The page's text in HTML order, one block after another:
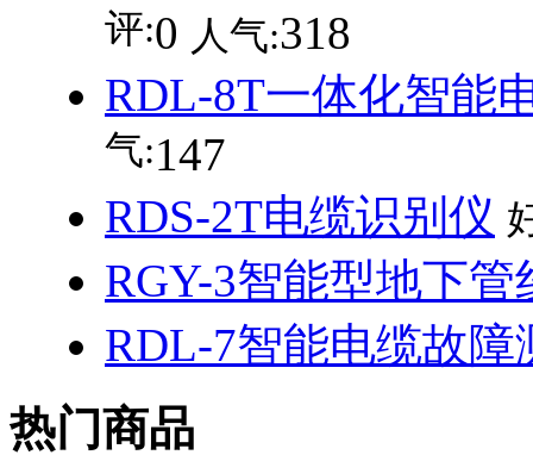
评:0 人气:318
RDL-8T一体化智能
气:147
RDS-2T电缆识别仪
RGY-3智能型地下管
RDL-7智能电缆故障
热门商品